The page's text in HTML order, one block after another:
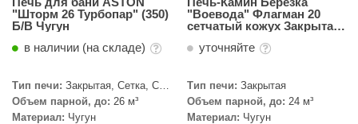
"Шторм 26 Турбопар" (350)
Б/В Чугун
в наличии (на складе)
Тип печи: Закрытая, Сетка, С
паровой пушкой
Объем парной, до: 26 м³
Материал: Чугун
"Воевода" Флагман 20
сетчатый кожух Закрытая
уточняйте
Тип печи: Закрытая
Объем парной, до: 24 м³
Материал: Чугун